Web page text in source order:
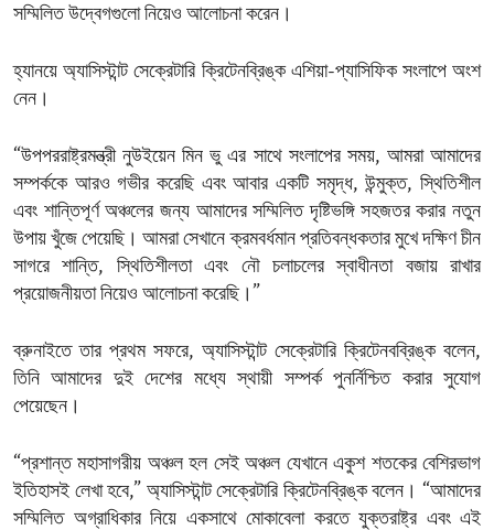
সম্মিলিত উদ্বেগগুলো নিয়েও আলোচনা করেন।
হ্যানয়ে অ্যাসিস্টান্ট সেক্রেটারি ক্রিটেনব্রিঙ্ক এশিয়া-প্যাসিফিক সংলাপে অংশ
নেন।
“উপপররাষ্ট্রমন্ত্রী নুউইয়েন মিন ভু এর সাথে সংলাপের সময়, আমরা আমাদের
সম্পর্ককে আরও গভীর করেছি এবং আবার একটি সমৃদ্ধ, উন্মুক্ত, স্থিতিশীল
এবং শান্তিপূর্ণ অঞ্চলের জন্য আমাদের সম্মিলিত দৃষ্টিভঙ্গি সহজতর করার নতুন
উপায় খুঁজে পেয়েছি। আমরা সেখানে ক্রমবর্ধমান প্রতিবন্ধকতার মুখে দক্ষিণ চীন
সাগরে শান্তি, স্থিতিশীলতা এবং নৌ চলাচলের স্বাধীনতা বজায় রাখার
প্রয়োজনীয়তা নিয়েও আলোচনা করেছি।”
ব্রুনাইতে তার প্রথম সফরে, অ্যাসিস্টান্ট সেক্রেটারি ক্রিটেনবব্রিঙ্ক বলেন,
তিনি আমাদের দুই দেশের মধ্যে স্থায়ী সম্পর্ক পুনর্নিশ্চিত করার সুযোগ
পেয়েছেন।
“প্রশান্ত মহাসাগরীয় অঞ্চল হল সেই অঞ্চল যেখানে একুশ শতকের বেশিরভাগ
ইতিহাসই লেখা হবে,” অ্যাসিস্টান্ট সেক্রেটারি ক্রিটেনব্রিঙ্ক বলেন। “আমাদের
সম্মিলিত অগ্রাধিকার নিয়ে একসাথে মোকাবেলা করতে যুক্তরাষ্ট্র এবং এই